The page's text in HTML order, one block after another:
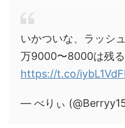
いかついな、ラッシ
万9000〜8000は残る
https://t.co/
— べりぃ